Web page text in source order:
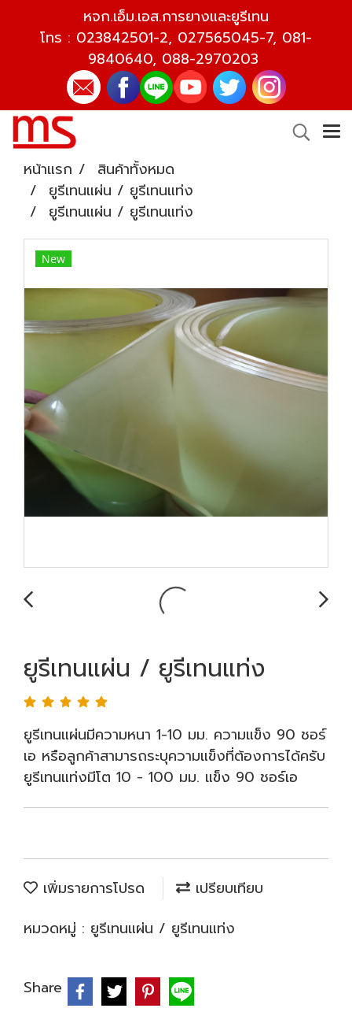
หจก.เอ็ม.เอส.การยางและยูรีเทน
โทร : 023842501-2, 027565045-7, 081-
9840640, 088-2970203
หน้าแรก
สินค้าทั้งหมด
ยูรีเทนแผ่น / ยูรีเทนแท่ง
ยูรีเทนแผ่น / ยูรีเทนแท่ง
New
ยูรีเทนแผ่น / ยูรีเทนแท่ง
ยูรีเทนแผ่นมีความหนา 1-10 มม. ความแข็ง 90 ชอร์
เอ หรือลูกค้าสามารถระบุความแข็งที่ต้องการได้ครับ
ยูรีเทนแท่งมีโต 10 - 100 มม. แข็ง 90 ชอร์เอ
เพิ่มรายการโปรด
เปรียบเทียบ
หมวดหมู่ : ยูรีเทนแผ่น / ยูรีเทนแท่ง
Share